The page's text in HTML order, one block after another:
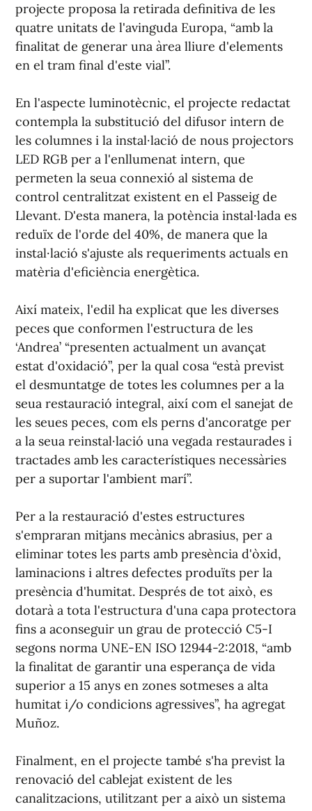
projecte proposa la retirada definitiva de les
quatre unitats de l'avinguda Europa, “amb la
finalitat de generar una àrea lliure d'elements
en el tram final d'este vial”.
En l'aspecte luminotècnic, el projecte redactat
contempla la substitució del difusor intern de
les columnes i la instal·lació de nous projectors
LED RGB per a l'enllumenat intern, que
permeten la seua connexió al sistema de
control centralitzat existent en el Passeig de
Llevant. D'esta manera, la potència instal·lada es
reduïx de l'orde del 40%, de manera que la
instal·lació s'ajuste als requeriments actuals en
matèria d'eficiència energètica.
Així mateix, l'edil ha explicat que les diverses
peces que conformen l'estructura de les
‘Andrea’ “presenten actualment un avançat
estat d'oxidació”, per la qual cosa “està previst
el desmuntatge de totes les columnes per a la
seua restauració integral, així com el sanejat de
les seues peces, com els perns d'ancoratge per
a la seua reinstal·lació una vegada restaurades i
tractades amb les característiques necessàries
per a suportar l'ambient marí”.
Per a la restauració d'estes estructures
s'empraran mitjans mecànics abrasius, per a
eliminar totes les parts amb presència d'òxid,
laminacions i altres defectes produïts per la
presència d'humitat. Després de tot això, es
dotarà a tota l'estructura d'una capa protectora
fins a aconseguir un grau de protecció C5-I
segons norma UNE-EN ISO 12944-2:2018, “amb
la finalitat de garantir una esperança de vida
superior a 15 anys en zones sotmeses a alta
humitat i/o condicions agressives”, ha agregat
Muñoz.
Finalment, en el projecte també s'ha previst la
renovació del cablejat existent de les
canalitzacions, utilitzant per a això un sistema